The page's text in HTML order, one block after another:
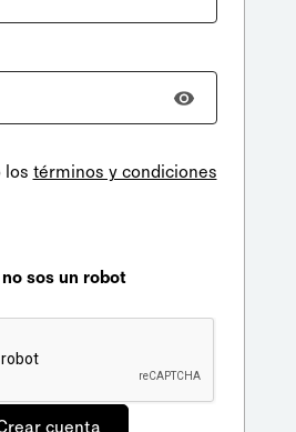
los términos y condiciones
sos un robot